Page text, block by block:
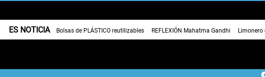
ES NOTICIA Bolsas de PLÁSTICO reutilizables REFLEXIÓN Mahatma Gandhi Limonero